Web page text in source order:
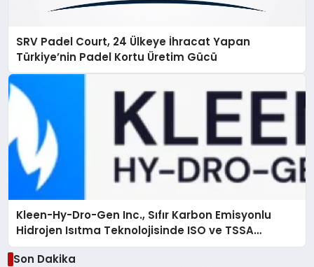
SRV Padel Court, 24 Ülkeye İhracat Yapan
Türkiye’nin Padel Kortu Üretim Gücü
Kleen-Hy-Dro-Gen Inc., Sıfır Karbon Emisyonlu
Hidrojen Isıtma Teknolojisinde ISO ve TSSA
Düzenleyici Onaylarını Aldı
Son Dakika